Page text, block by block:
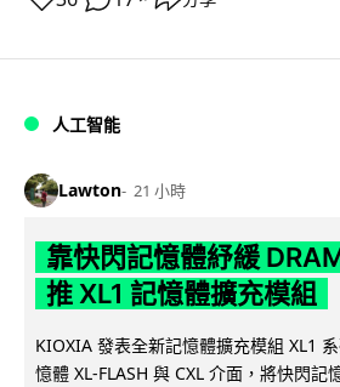
人工智能
Lawton 21 小時
靠快閃記憶體紓緩
推 XL1 記憶體擴充模組
KIOXIA 發表全新記憶體擴充模組 XL1
憶體 XL-FLASH 與 CXL 介面，將快閃記